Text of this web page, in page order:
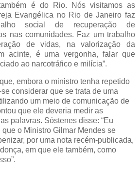
é do Rio. Nós visitamos as
Evangélica no Rio de Janeiro faz
social de recuperação de
nas comunidades. Faz um trabalho
de vidas, na valorização da
acinte, é uma vergonha, falar que
ao narcotráfico e milícia”.
embora o ministro tenha repetido
considerar que se trata de uma
um meio de comunicação de
que ele deveria medir as
palavras. Sóstenes disse: “Eu
o Ministro Gilmar Mendes se
por uma nota recém-publicada,
em que ele também, como